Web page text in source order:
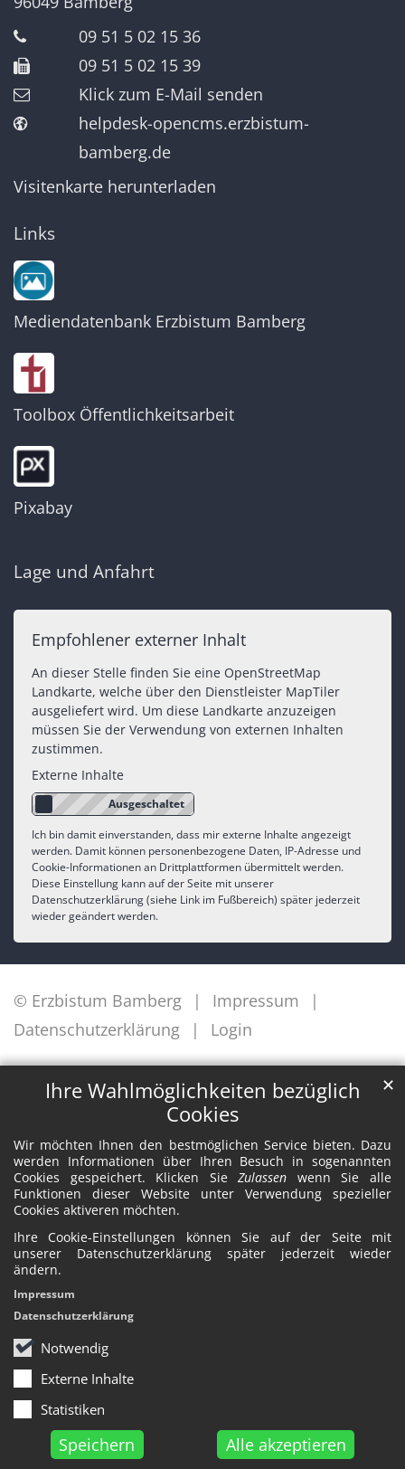
Ihre Wahlmöglichkeiten bezüglich
Cookies
Wir möchten Ihnen den bestmöglichen Service bieten. Dazu
werden Informationen über Ihren Besuch in sogenannten
Cookies gespeichert. Klicken SieZulassen wenn Sie alle
Funktionen dieser Website unter Verwendung spezieller
Cookies aktiveren möchten.
Ihre Cookie-Einstellungen können Sie auf der Seite mit
unserer Datenschutzerklärung später jederzeit wieder
ändern.
Notwendig
Externe Inhalte
Statistiken
Speichern Alle akzeptieren
✕
Impressum
Datenschutzerklärung
09 51 5 02 15 36
09 51 5 02 15 39
Klick zum E-Mail senden
helpdesk-opencms.erzbistum-
bamberg.de
Visitenkarte herunterladen
Links
Mediendatenbank Erzbistum Bamberg
Toolbox Öffentlichkeitsarbeit
Pixabay
Lage und Anfahrt
Empfohlener externer Inhalt
An dieser Stelle finden Sie eine OpenStreetMap
Landkarte, welche über den Dienstleister MapTiler
ausgeliefert wird. Um diese Landkarte anzuzeigen
müssen Sie der Verwendung von externen Inhalten
zustimmen.
Externe Inhalte
Ich bin damit einverstanden, dass mir externe Inhalte angezeigt
werden. Damit können personenbezogene Daten, IP-Adresse und
Cookie-Informationen an Drittplattformen übermittelt werden.
Diese Einstellung kann auf der Seite mit unserer
Datenschutzerklärung (siehe Link im Fußbereich) später jederzeit
wieder geändert werden.
© Erzbistum Bamberg
Impressum
Datenschutzerklärung
Login